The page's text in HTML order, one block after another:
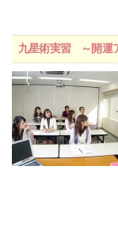
九星術実習 ～開運